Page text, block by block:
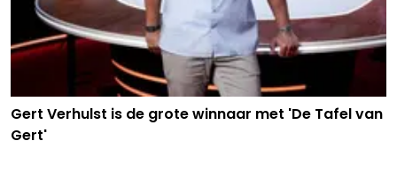
Gert Verhulst is de grote winnaar met 'De Tafel van
Gert'